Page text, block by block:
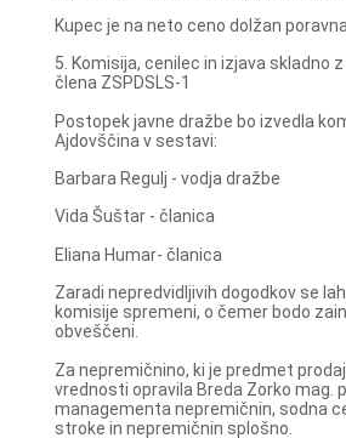
Kupec je na neto ceno dolžan
5. Komisija, cenilec in izjava skladno
člena ZSPDSLS-1
Postopek javne dražbe bo izvedla
Ajdovščina v sestavi:
Barbara Regulj - vodja dražbe
Vida Šuštar - članica
Eliana Humar- članica
Zaradi nepredvidljivih dogodkov se
komisije spremeni, o čemer bodo
obveščeni.
Za nepremičnino, ki je predmet
vrednosti opravila Breda Zorko mag.
managementa nepremičnin, sodna
stroke in nepremičnin splošno.